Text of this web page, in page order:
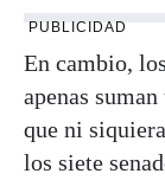
PUBLICIDAD
En cambio,
apenas
que ni
los siete